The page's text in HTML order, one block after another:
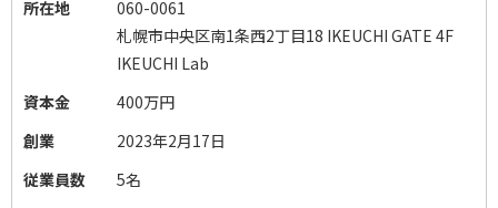
所在地
060-0061
札幌市中央区南1条西2丁目18 IKEUCHI GATE 4F
IKEUCHI Lab
資本金
400万円
創業
2023年2月17日
従業員数
5名